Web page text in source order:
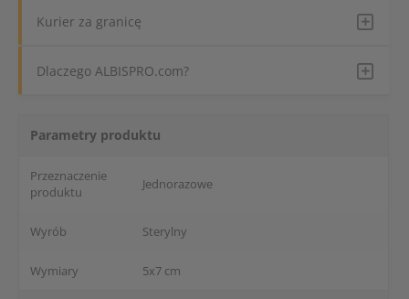
Kurier za granicę
Dlaczego ALBISPRO.com?
Parametry produktu
Przeznaczenie
produktu
Jednorazowe
Wyrób Sterylny
Wymiary 5x7 cm